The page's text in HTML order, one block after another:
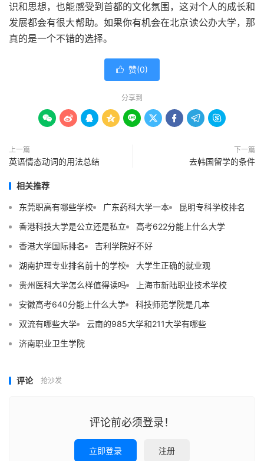
识和思想，也能感受到首都的文化氛围，这对个人的成长和
发展都会有很大帮助。如果你有机会在北京读公办大学，那
真的是一个不错的选择。
 赞(0)
分享到
        
上一篇
英语情态动词的用法总结
下一篇
去韩国留学的条件
相关推荐
东莞职高有哪些学校 广东药科大学一本
昆明专科学校排名
香港科技大学是公立还是私立
高考622分能上什么大学
香港大学国际排名
吉利学院好不好
湖南护理专业排名前十的学校
大学生正确的就业观
贵州医科大学怎么样值得读吗
上海市新陆职业技术学校
安徽高考640分能上什么大学
科技师范学院是几本
双流有哪些大学
云南的985大学和211大学有哪些
济南职业卫生学院
评论 抢沙发
评论前必须登录！
立即登录 注册